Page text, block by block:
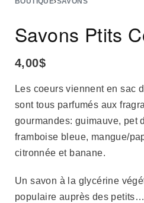
Savons Ptits
4,00$
Les coeurs viennent en sac
sont tous parfumés aux
gourmandes: guimauve, pet
framboise bleue, mangue/
citronnée et banane.
Un savon à la glycérine
populaire auprès des